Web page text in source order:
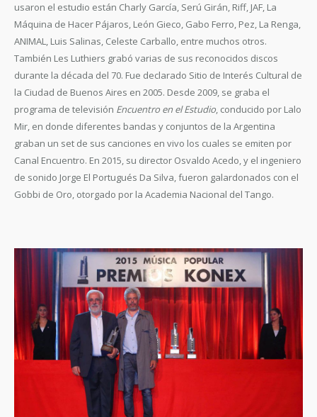
usaron el estudio están Charly García, Serú Girán, Riff, JAF, La
Máquina de Hacer Pájaros, León Gieco, Gabo Ferro, Pez, La Renga,
ANIMAL, Luis Salinas, Celeste Carballo, entre muchos otros.
También Les Luthiers grabó varias de sus reconocidos discos
durante la década del 70. Fue declarado Sitio de Interés Cultural de
la Ciudad de Buenos Aires en 2005. Desde 2009, se graba el
programa de televisión Encuentro en el Estudio, conducido por Lalo
Mir, en donde diferentes bandas y conjuntos de la Argentina
graban un set de sus canciones en vivo los cuales se emiten por
Canal Encuentro. En 2015, su director Osvaldo Acedo, y el ingeniero
de sonido Jorge El Portugués Da Silva, fueron galardonados con el
Gobbi de Oro, otorgado por la Academia Nacional del Tango.